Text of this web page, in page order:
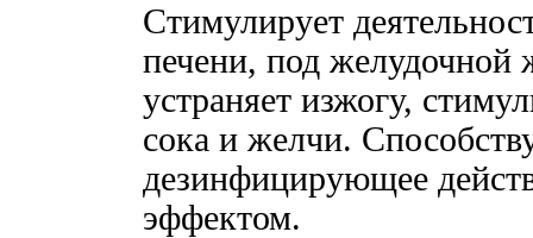
Стимулирует
печени, под желудочной
устраняет изжогу,
сока и желчи.
дезинфицирующее
эффектом.